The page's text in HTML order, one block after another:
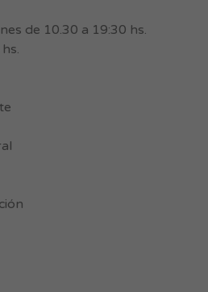
de 10.30 a 19:30 hs.